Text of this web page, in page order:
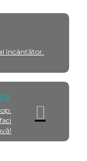
încântător.